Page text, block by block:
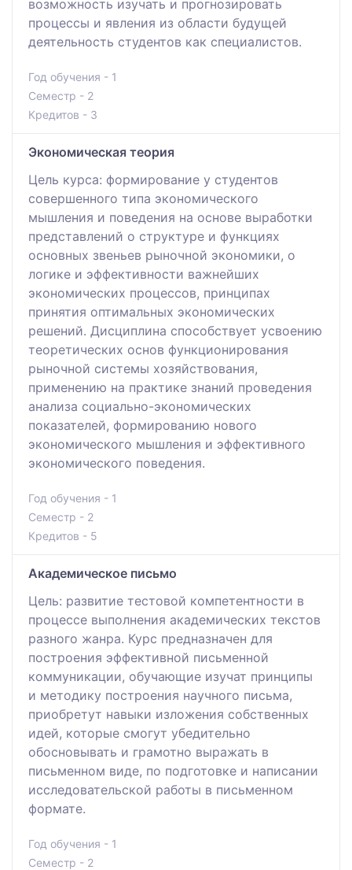
возможность изучать и прогнозировать
процессы и явления из области будущей
деятельность студентов как специалистов.
Год обучения - 1
Семестр - 2
Кредитов - 3
Экономическая теория
Цель курса: формирование у студентов
совершенного типа экономического
мышления и поведения на основе выработки
представлений о структуре и функциях
основных звеньев рыночной экономики, о
логике и эффективности важнейших
экономических процессов, принципах
принятия оптимальных экономических
решений. Дисциплина способствует усвоению
теоретических основ функционирования
рыночной системы хозяйствования,
применению на практике знаний проведения
анализа социально-экономических
показателей, формированию нового
экономического мышления и эффективного
экономического поведения.
Год обучения - 1
Семестр - 2
Кредитов - 5
Академическое письмо
Цель: развитие тестовой компетентности в
процессе выполнения академических текстов
разного жанра. Курс предназначен для
построения эффективной письменной
коммуникации, обучающие изучат принципы
и методику построения научного письма,
приобретут навыки изложения собственных
идей, которые смогут убедительно
обосновывать и грамотно выражать в
письменном виде, по подготовке и написании
исследовательской работы в письменном
формате.
Год обучения - 1
Семестр - 2